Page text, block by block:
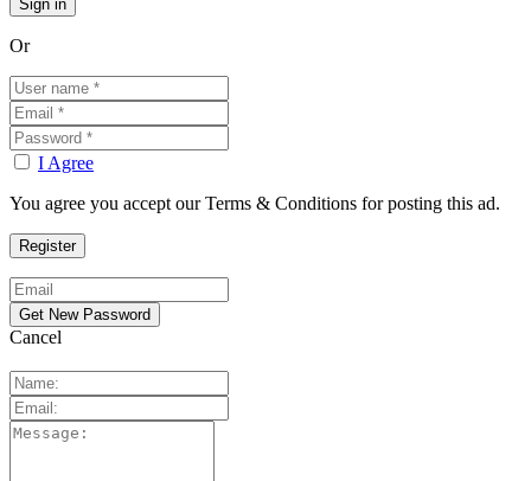
Or
I Agree
You agree you accept our Terms & Conditions for posting this ad.
Cancel